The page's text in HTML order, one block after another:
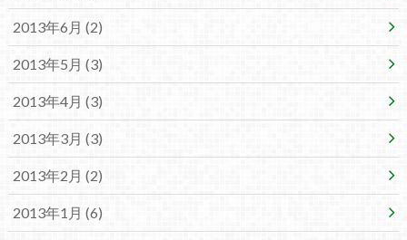
2013年6月 (2)
2013年5月 (3)
2013年4月 (3)
2013年3月 (3)
2013年2月 (2)
2013年1月 (6)